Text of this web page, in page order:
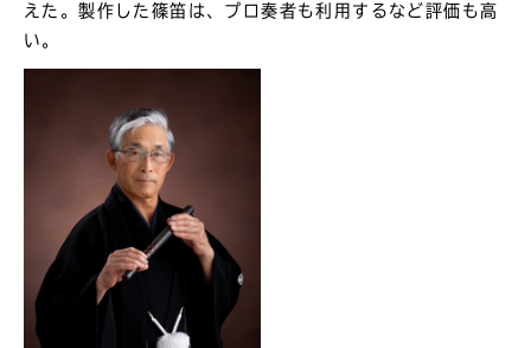
えた。製作した篠笛は、プロ奏者も利用するなど評価も高
い。